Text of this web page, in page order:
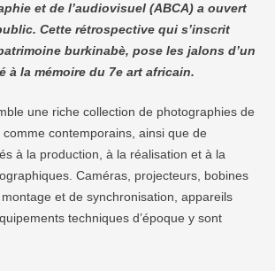
et de l’audiovisuel (ABCA) a ouvert
Cette rétrospective qui s’inscrit
burkinabè, pose les jalons d’un
à la mémoire du 7e art africain.
une riche collection de photographies de
contemporains, ainsi que de
à la production, à la réalisation et à la
Caméras, projecteurs, bobines
et de synchronisation, appareils
techniques d’époque y sont